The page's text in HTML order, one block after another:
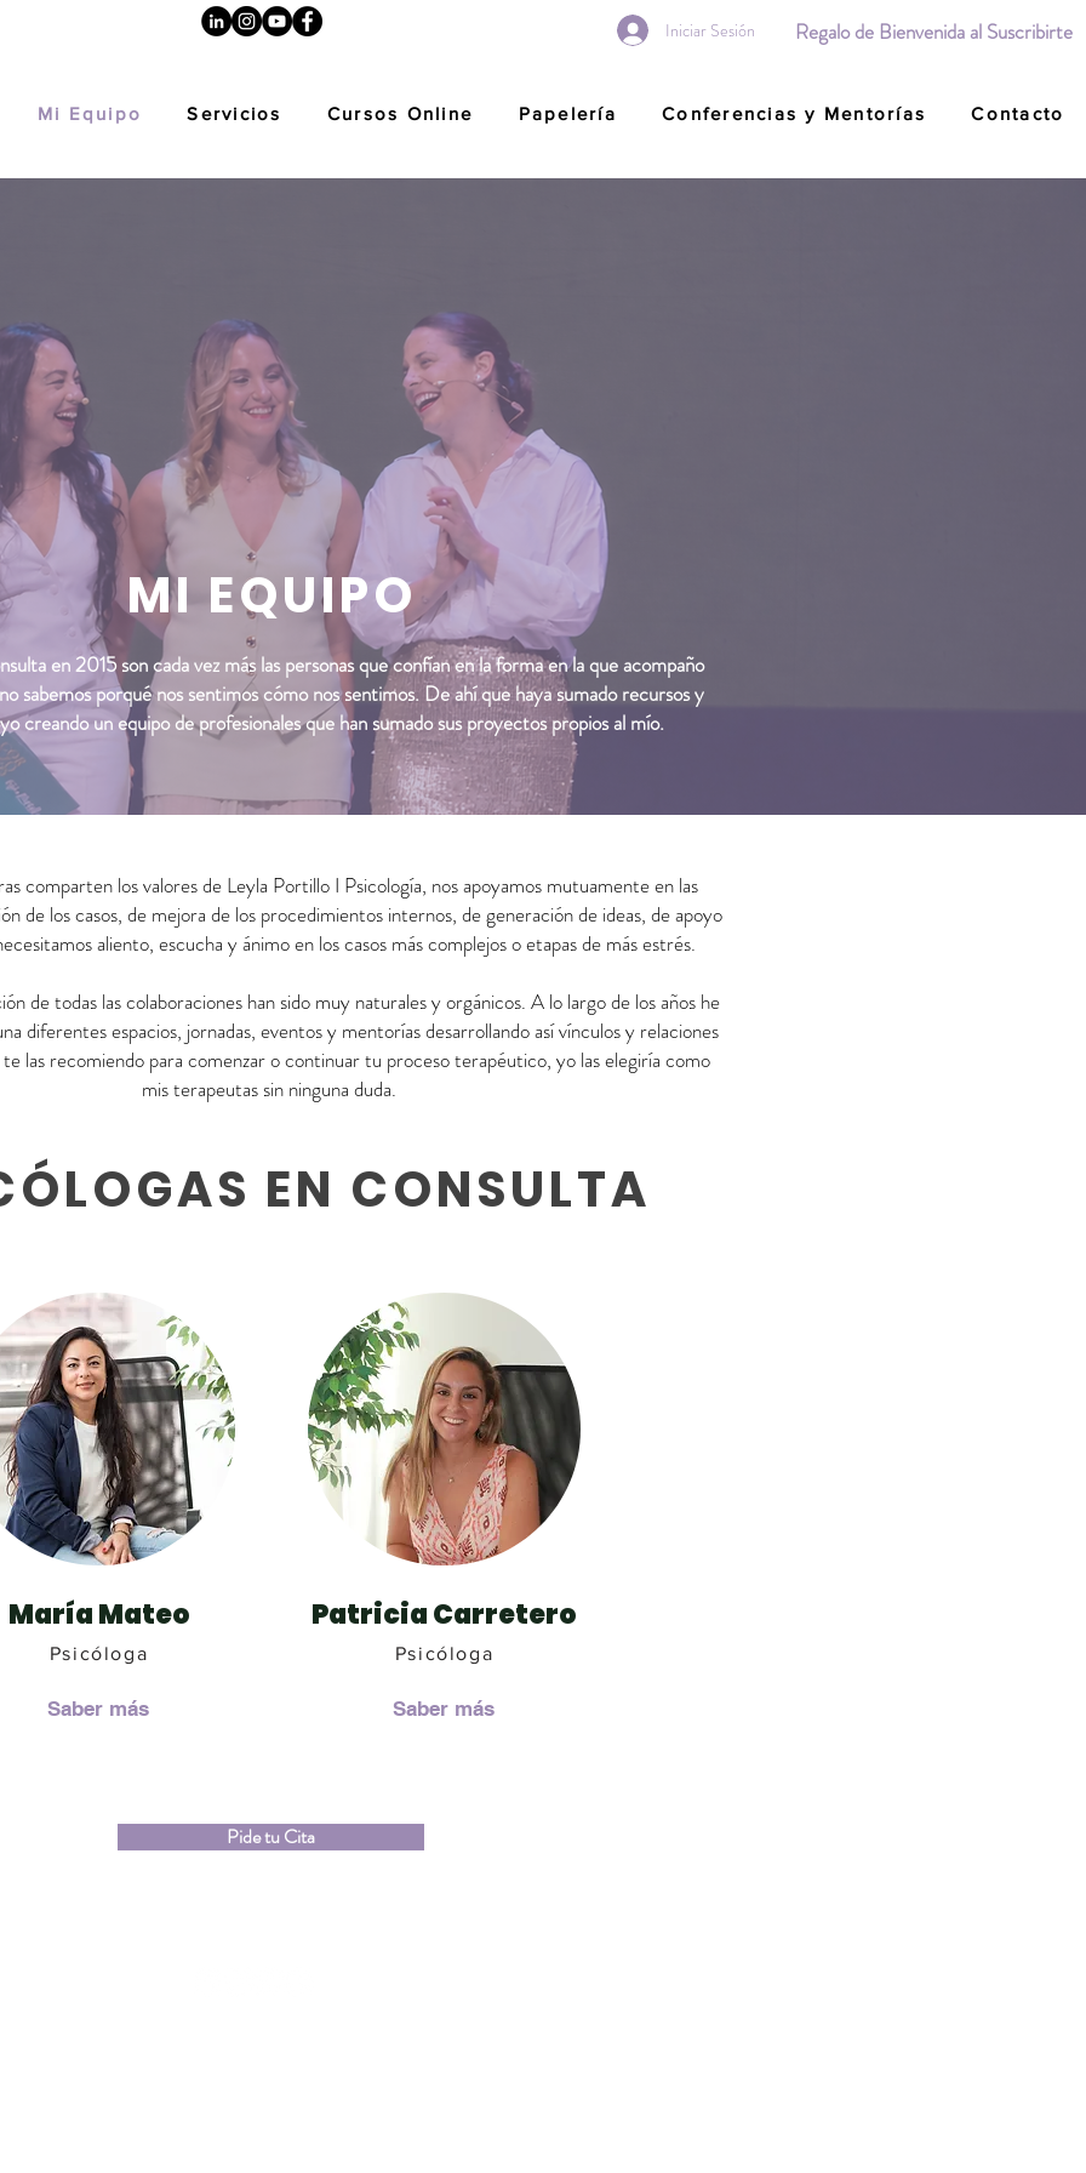
Iniciar Sesión Regalo de Bienvenida al Suscribirte
Mi Equipo Servicios Cursos Online Papelería Conferencias y Mentorías Contacto
MI EQUIPO
en 2015 son cada vez más las personas que confían en la forma en la que acompaño
sabemos porqué nos sentimos cómo nos sentimos. De ahí que haya sumado recursos y
creando un equipo de profesionales que han sumado sus proyectos propios al mío.
comparten los valores de Leyla Portillo I Psicología, nos apoyamos mutuamente en las
de los casos, de mejora de los procedimientos internos, de generación de ideas, de apoyo
aliento, escucha y ánimo en los casos más complejos o etapas de más estrés.
de todas las colaboraciones han sido muy naturales y orgánicos. A lo largo de los años he
diferentes espacios, jornadas, eventos y mentorías desarrollando así vínculos y relaciones
las recomiendo para comenzar o continuar tu proceso terapéutico, yo las elegiría como
mis terapeutas sin ninguna duda.
EN CONSULTA
María Mateo
Psicóloga
Saber más
Patricia Carretero
Psicóloga
Saber más
Pide tu Cita